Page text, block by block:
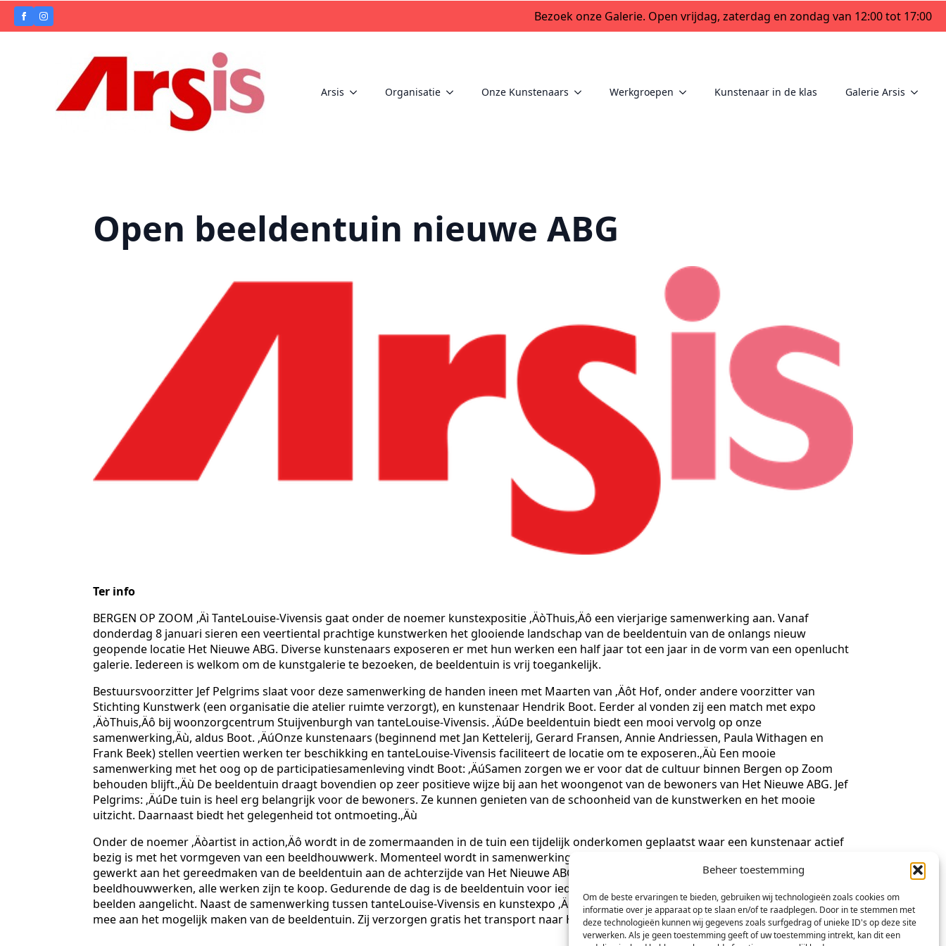
Beheer toestemming
Om de beste ervaringen te bieden, gebruiken wij technologieën zoals cookies om
informatie over je apparaat op te slaan en/of te raadplegen. Door in te stemmen met
deze technologieën kunnen wij gegevens zoals surfgedrag of unieke ID's op deze site
verwerken. Als je geen toestemming geeft of uw toestemming intrekt, kan dit een
Bezoek onze Galerie. Open vrijdag, zaterdag en zondag van 12:00 tot 17:00
Arsis Organisatie Onze Kunstenaars Werkgroepen Kunstenaar in de klas Galerie Arsis
Open beeldentuin nieuwe ABG
Ter info
BERGEN OP ZOOM ‚Äì TanteLouise-Vivensis gaat onder de noemer kunstexpositie ‚ÄòThuis‚Äô een vierjarige samenwerking aan. Vanaf
donderdag 8 januari sieren een veertiental prachtige kunstwerken het glooiende landschap van de beeldentuin van de onlangs nieuw
geopende locatie Het Nieuwe ABG. Diverse kunstenaars exposeren er met hun werken een half jaar tot een jaar in de vorm van een openlucht
galerie. Iedereen is welkom om de kunstgalerie te bezoeken, de beeldentuin is vrij toegankelijk.
Bestuursvoorzitter Jef Pelgrims slaat voor deze samenwerking de handen ineen met Maarten van ‚Äôt Hof, onder andere voorzitter van
Stichting Kunstwerk (een organisatie die atelier ruimte verzorgt), en kunstenaar Hendrik Boot. Eerder al vonden zij een match met expo
‚ÄòThuis‚Äô bij woonzorgcentrum Stuijvenburgh van tanteLouise-Vivensis. ‚ÄúDe beeldentuin biedt een mooi vervolg op onze
samenwerking‚Äù, aldus Boot. ‚ÄúOnze kunstenaars (beginnend met Jan Kettelerij, Gerard Fransen, Annie Andriessen, Paula Withagen en
Frank Beek) stellen veertien werken ter beschikking en tanteLouise-Vivensis faciliteert de locatie om te exposeren.‚Äù Een mooie
samenwerking met het oog op de participatiesamenleving vindt Boot: ‚ÄúSamen zorgen we er voor dat de cultuur binnen Bergen op Zoom
behouden blijft.‚Äù De beeldentuin draagt bovendien op zeer positieve wijze bij aan het woongenot van de bewoners van Het Nieuwe ABG. Jef
Pelgrims: ‚ÄúDe tuin is heel erg belangrijk voor de bewoners. Ze kunnen genieten van de schoonheid van de kunstwerken en het mooie
uitzicht. Daarnaast biedt het gelegenheid tot ontmoeting.‚Äù
Onder de noemer ‚Äòartist in action‚Äô wordt in de zomermaanden in de tuin een tijdelijk onderkomen geplaatst waar een kunstenaar actief
bezig is met het vormgeven van een beeldhouwwerk. Momenteel wordt in samenwerking met landschapsarchitect Maarten Grasveld hard
gewerkt aan het gereedmaken van de beeldentuin aan de achterzijde van Het Nieuwe ABG. Er vindt een continue doorloop plaats van
beeldhouwwerken, alle werken zijn te koop. Gedurende de dag is de beeldentuin voor iedereen toegankelijk, in de donkere uren worden de
beelden aangelicht. Naast de samenwerking tussen tanteLouise-Vivensis en kunstexpo ‚ÄòThuis‚Äô, werken sponsoren uit de transportwereld
mee aan het mogelijk maken van de beeldentuin. Zij verzorgen gratis het transport naar Het Nieuwe ABG.